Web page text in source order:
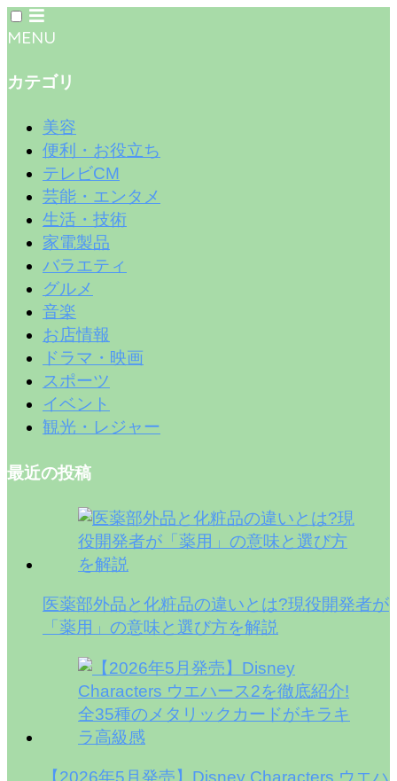
MENU
カテゴリ
美容
便利・お役立ち
テレビCM
芸能・エンタメ
生活・技術
家電製品
バラエティ
グルメ
音楽
お店情報
ドラマ・映画
スポーツ
イベント
観光・レジャー
最近の投稿
医薬部外品と化粧品の違いとは?現役開発者が
「薬用」の意味と選び方を解説
【2026年5月発売】Disney Characters ウエハ